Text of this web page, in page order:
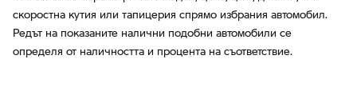
скоростна кутия или тапицерия спрямо избрания автомобил.
Редът на показаните налични подобни автомобили се
определя от наличността и процента на съответствие.